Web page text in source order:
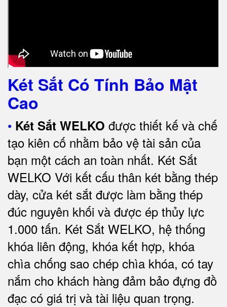
Két Sắt Có Tính Bảo Mật
Cao
• Két Sắt WELKO được thiết kế và chế
tạo kiên cố nhằm bảo vệ tài sản của
bạn một cách an toàn nhất. Két Sắt
WELKO Với kết cấu thân két bằng thép
dày, cửa két sắt được làm bằng thép
đúc nguyên khối và được ép thủy lực
1.000 tấn. Két Sắt WELKO, hệ thống
khóa liên động, khóa kết hợp, khóa
chìa chống sao chép chìa khóa, có tay
nắm cho khách hàng đảm bảo đựng đồ
đạc có giá trị và tài liệu quan trọng.